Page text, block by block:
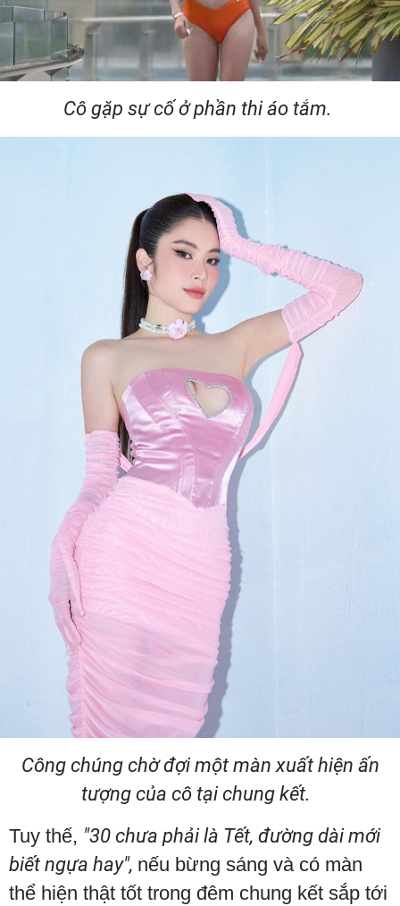
Cô gặp sự cố ở phần thi áo tắm.
Công chúng chờ đợi một màn xuất hiện ấn
tượng của cô tại chung kết.
Tuy thế, "30 chưa phải là Tết, đường dài mới
biết ngựa hay", nếu bừng sáng và có màn
thể hiện thật tốt trong đêm chung kết sắp tới